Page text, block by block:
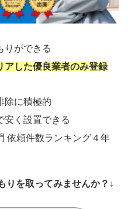
りができる
アした優良業者のみ登録
除に積極的
安く設置できる
依頼件数ランキング４年
りを取ってみませんか？↓